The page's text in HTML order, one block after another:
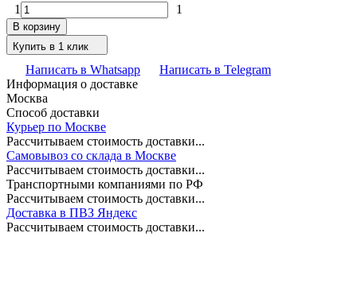
1 1
В корзину
Купить в 1 клик
Написать в Whatsapp
Написать в Telegram
Информация о доставке
Москва
Способ доставки
Курьер по Москве
Рассчитываем стоимость доставки...
Самовывоз со склада в Москве
Рассчитываем стоимость доставки...
Транспортными компаниями по РФ
Рассчитываем стоимость доставки...
Доставка в ПВЗ Яндекс
Рассчитываем стоимость доставки...